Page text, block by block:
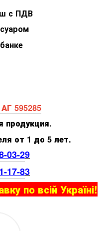
с ПДВ
595285
продукция.
от 1 до 5 лет.
03-29
17-83
по всій Україні!